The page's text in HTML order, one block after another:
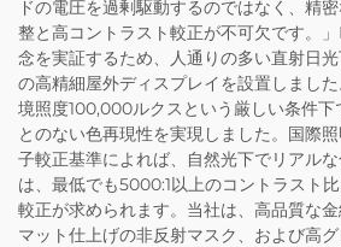
ドの電圧を過剰駆動するのではなく、精
整と高コントラスト較正が不可欠です。
念を実証するため、人通りの多い直射日
の高精細屋外ディスプレイを設置しまし
境照度100,000ルクスという厳しい条件下
とのない色再現性を実現しました。国際
子較正基準によれば、自然光下でリアル
は、最低でも5000:1以上のコントラスト
較正が求められます。当社は、高品質な金
マット仕上げの非反射マスク、および高